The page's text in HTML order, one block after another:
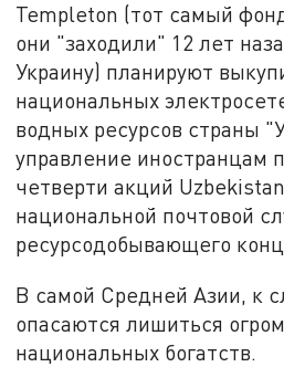
Templeton (тот самый
они "заходили" 12 лет
Украину) планируют
национальных
водных ресурсов страны
управление иностранцам
четверти акций
национальной почтовой
ресурсодобывающего
В самой Средней Азии, к
опасаются лишиться
национальных богатств.